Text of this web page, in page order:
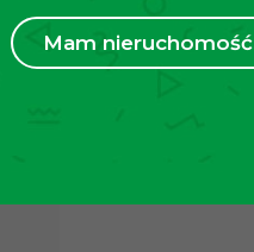
Mam nieruchomość